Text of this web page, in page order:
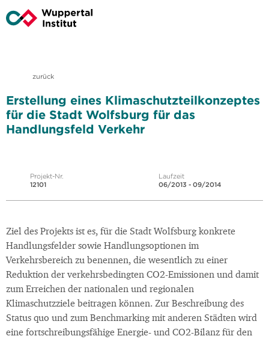
zurück
Erstellung eines Klimaschutzteilkonzeptes
für die Stadt Wolfsburg für das
Handlungsfeld Verkehr
Projekt-Nr.
12101
Laufzeit
06/2013 - 09/2014
Ziel des Projekts ist es, für die Stadt Wolfsburg konkrete
Handlungsfelder sowie Handlungsoptionen im
Verkehrsbereich zu benennen, die wesentlich zu einer
Reduktion der verkehrsbedingten CO2-Emissionen und damit
zum Erreichen der nationalen und regionalen
Klimaschutzziele beitragen können. Zur Beschreibung des
Status quo und zum Benchmarking mit anderen Städten wird
eine fortschreibungsfähige Energie- und CO2-Bilanz für den